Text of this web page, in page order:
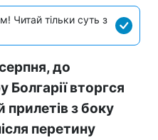
Читай тільки суть з
до
Болгарії вторгся
з боку
перетину